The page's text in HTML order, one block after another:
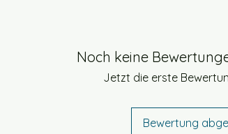
Noch keine
Jetzt die erste
Bewertung